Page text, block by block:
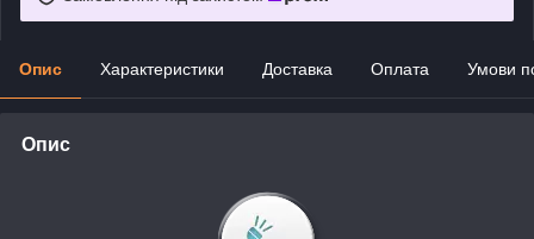
Опис Характеристики Доставка Оплата Умови
Опис